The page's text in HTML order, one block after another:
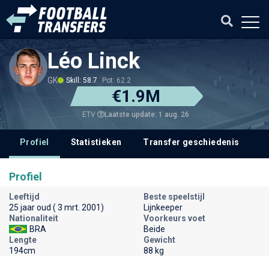
Léo Linck
GK Skill: 58.7 Pot: 62.2
€1.9M
ETV Laatste update: 1 aug. 26
Profiel Statistieken Transfer geschiedenis
Profiel
Leeftijd
25 jaar oud ( 3 mrt. 2001)
Beste speelstijl
Lijnkeeper
Nationaliteit
BRA
Voorkeurs voet
Beide
Lengte
194cm
Gewicht
88 kg